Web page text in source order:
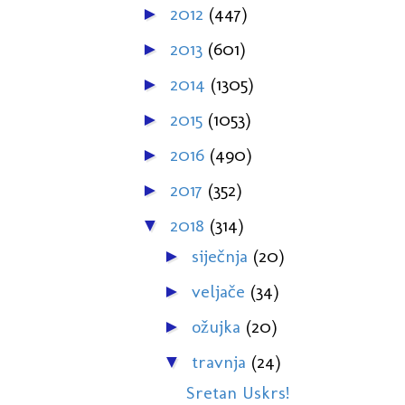
► 2012 (447)
► 2013 (601)
► 2014 (1305)
► 2015 (1053)
► 2016 (490)
► 2017 (352)
▼ 2018 (314)
► siječnja (20)
► veljače (34)
► ožujka (20)
▼ travnja (24)
Sretan Uskrs!